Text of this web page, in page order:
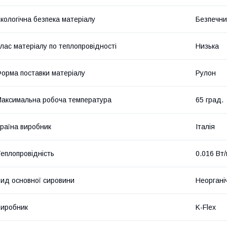
безпека матеріалу
матеріалу по теплопровідності Низька
поставки матеріалу Рулон
робоча температура 65 град.
виробник Італія
0.016
основної сировини
K-Flex